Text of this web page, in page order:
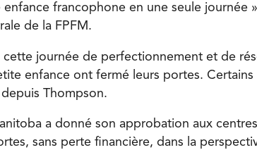
francophone en une seule journée
de la FPFM.
cette journée de perfectionnement et de
enfance ont fermé leurs portes.
Thompson.
a donné son approbation aux
sans perte financière, dans la